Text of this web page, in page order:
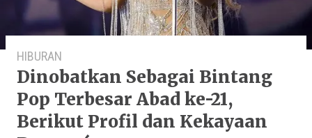
HIBURAN
Dinobatkan Sebagai Bintang
Pop Terbesar Abad ke-21,
Berikut Profil dan Kekayaan